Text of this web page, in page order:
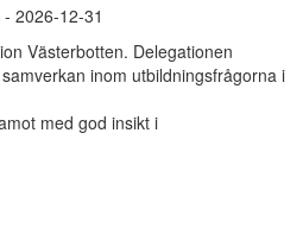
2026-12-31
Västerbotten. Delegationen
inom utbildningsfrågorna i
med god insikt i